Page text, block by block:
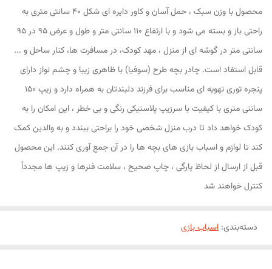
محصول با وزن سبک ، حمل آسان و کاور دایره ای شکل 40 سانتی متری به
راحتی باز و بسته می شود و با ارتفاع 110 سانتی متر و طول و عرض 95 در 95
سانتی متر در گوشه ای از منزل ، مهد کودک، در مسافرت ها، کنار ساحل و ...
قابل استفاد است. چادر بچه طرح (سوفیا) با ظاهری زیبا و چشم نواز دارای
پنجره توری تهویه ای مناسب برای فرزند دلبندتان به همراه دارد و زیپ 150
سانتی متری با کیفیت با سرزیپ پلاستیکی رنگی و بی خطر ، این امکان را به
کودک خواهد داد تا درب منزل شخصی خود را براحتی ببندد و به والدین کمک
کند تا لوازم و اسباب بازی های بچه ها را در آن جمع آوری کنند. این محصول
قبل از ارسال از لحاظ پارگی ، چاپ صحیح ، سلامت فنرها و زیپ ها مجدداً
کنترل خواهند شد
دسته‌بندی: اسباب بازی